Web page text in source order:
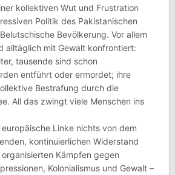
kollektiven Wut und Frustration
Politik des Pakistanischen
Bevölkerung. Vor allem
alltäglich mit Gewalt konfrontiert:
tausende sind schon
entführt oder ermordet; ihre
Bestrafung durch die
All das zwingt viele Menschen ins
Linke nichts von dem
kontinuierlichen Widerstand
Kämpfen gegen
Kolonialismus und Gewalt –